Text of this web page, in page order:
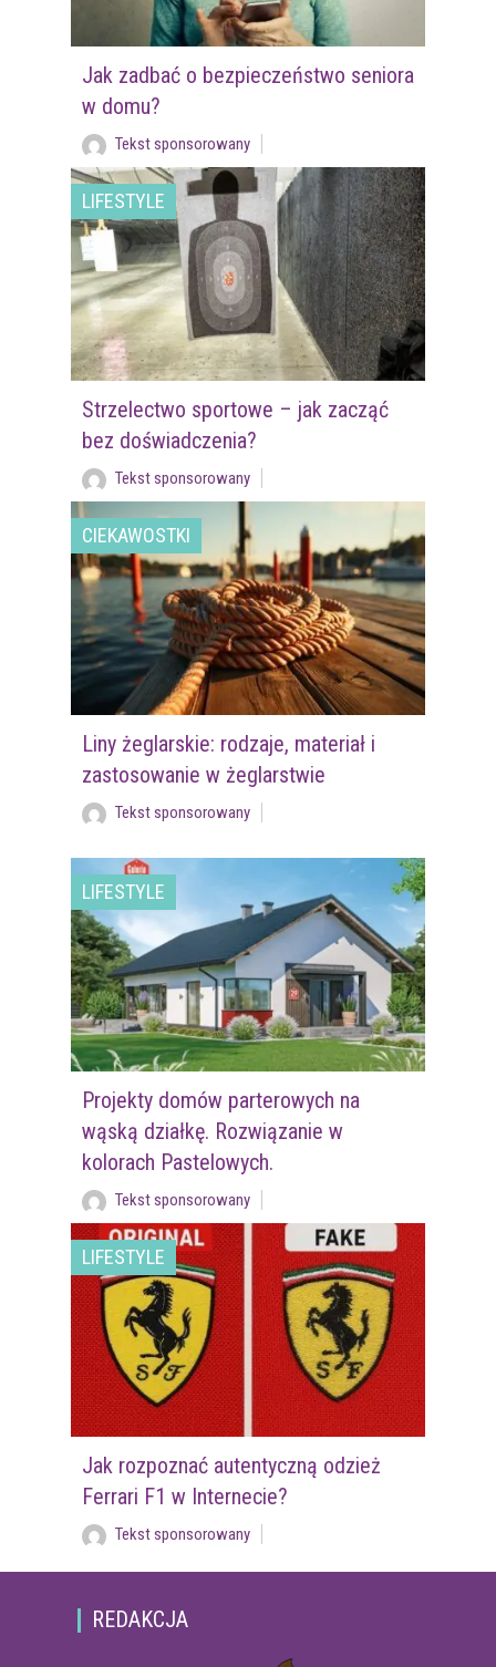
Jak zadbać o bezpieczeństwo seniora
w domu?
Tekst sponsorowany
LIFESTYLE
Strzelectwo sportowe – jak zacząć
bez doświadczenia?
Tekst sponsorowany
CIEKAWOSTKI
Liny żeglarskie: rodzaje, materiał i
zastosowanie w żeglarstwie
Tekst sponsorowany
LIFESTYLE
Projekty domów parterowych na
wąską działkę. Rozwiązanie w
kolorach Pastelowych.
Tekst sponsorowany
LIFESTYLE
Jak rozpoznać autentyczną odzież
Ferrari F1 w Internecie?
Tekst sponsorowany
REDAKCJA